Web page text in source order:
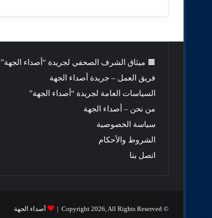
🟫 ميثاق الشرف الصحفي لجريدة “أصداء الجهة”
فريق العمل – جريدة أصداء الجهة
السياسات العامة لجريدة “أصداء الجهة”
من نحن – أصداء الجهة
سياسة الخصوصية
الشروط والأحكام
اتصل بنا
© Copyright 2026, All Rights Reserved | أصداء الجهة